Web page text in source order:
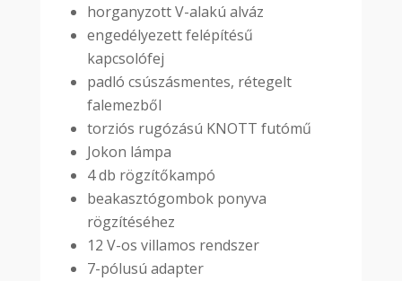
horganyzott V-alakú alváz
engedélyezett felépítésű
kapcsolófej
padló csúszásmentes, rétegelt
falemezből
torziós rugózású KNOTT futómű
Jokon lámpa
4 db rögzítőkampó
beakasztógombok ponyva
rögzítéséhez
12 V-os villamos rendszer
7-pólusú adapter